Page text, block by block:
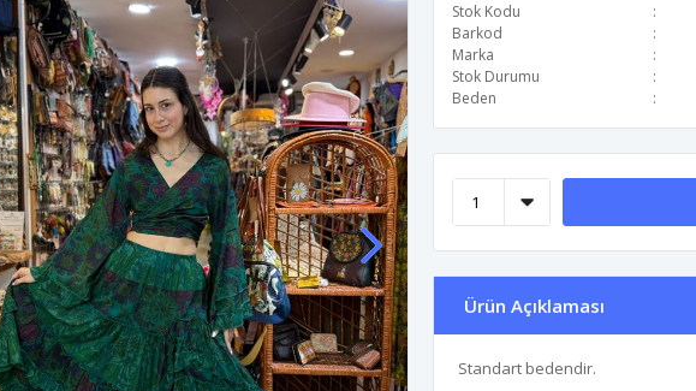
Stok Kodu
Barkod
Marka
Stok Durumu
Beden
Ürün Açıklaması
Standart bedendir.